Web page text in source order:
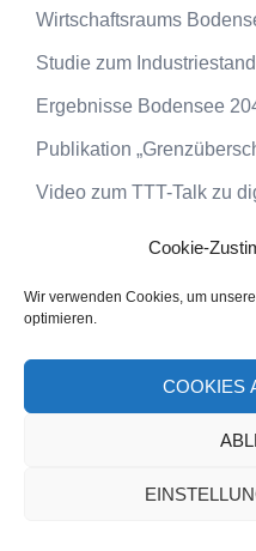
Cookie-
Wir verwenden Cookies, um
optimieren.
COOKIES
Wirtschaftsraums
Studie zum
Ergebnisse Bodensee
Publikation
Video zum TTT-Talk zu
© 2025